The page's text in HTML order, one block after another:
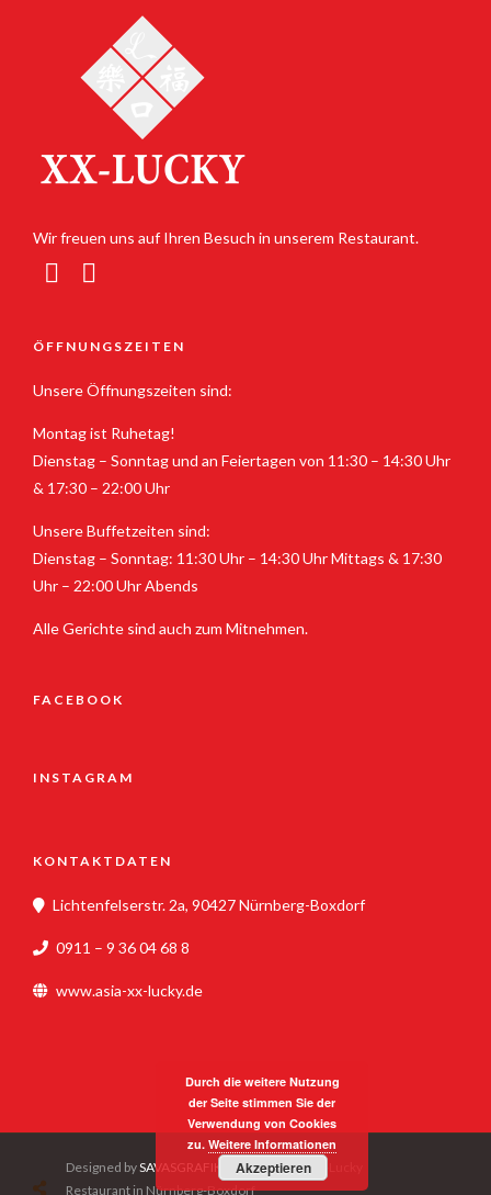
Wir freuen uns auf Ihren Besuch in unserem Restaurant.
ÖFFNUNGSZEITEN
Unsere Öffnungszeiten sind:
Montag ist Ruhetag!
Dienstag – Sonntag und an Feiertagen von 11:30 – 14:30 Uhr
& 17:30 – 22:00 Uhr
Unsere Buffetzeiten sind:
Dienstag – Sonntag: 11:30 Uhr – 14:30 Uhr Mittags & 17:30
Uhr – 22:00 Uhr Abends
Alle Gerichte sind auch zum Mitnehmen.
FACEBOOK
INSTAGRAM
KONTAKTDATEN
Lichtenfelserstr. 2a, 90427 Nürnberg-Boxdorf
0911 – 9 36 04 68 8
www.asia-xx-lucky.de
Designed bySAVASGRAFIK
- © 2020 Asia-XX-Lucky
Restaurant in Nürnberg-Boxdorf
Durch die weitere Nutzung
der Seite stimmen Sie der
Verwendung von Cookies
zu. Weitere Informationen
Akzeptieren